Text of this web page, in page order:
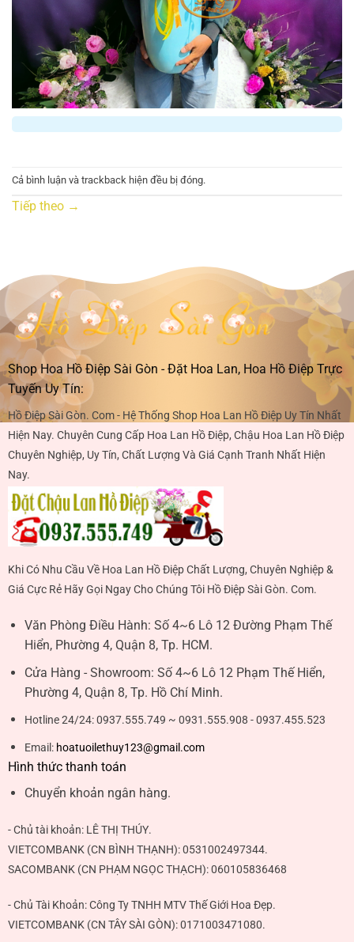
Cả bình luận và trackback hiện đều bị đóng.
Tiếp theo →
Shop Hoa Hồ Điệp Sài Gòn - Đặt Hoa Lan, Hoa Hồ Điệp Trực
Tuyến Uy Tín:
Hồ Điệp Sài Gòn. Com - Hệ Thống Shop Hoa Lan Hồ Điệp Uy Tín Nhất
Hiện Nay. Chuyên Cung Cấp Hoa Lan Hồ Điệp, Chậu Hoa Lan Hồ Điệp
Chuyên Nghiệp, Uy Tín, Chất Lượng Và Giá Cạnh Tranh Nhất Hiện
Nay.
Khi Có Nhu Cầu Về Hoa Lan Hồ Điệp Chất Lượng, Chuyên Nghiệp &
Giá Cực Rẻ Hãy Gọi Ngay Cho Chúng Tôi Hồ Điệp Sài Gòn. Com.
Văn Phòng Điều Hành: Số 4~6 Lô 12 Đường Phạm Thế
Hiển, Phường 4, Quận 8, Tp. HCM.
Cửa Hàng - Showroom: Số 4~6 Lô 12 Phạm Thế Hiển,
Phường 4, Quận 8, Tp. Hồ Chí Minh.
Hotline 24/24:0937.555.749 ~ 0931.555.908 - 0937.455.523
Email: hoatuoilethuy123@gmail.com
Hình thức thanh toán
Chuyển khoản ngân hàng.
- Chủ tài khoản: LÊ THỊ THÚY.
VIETCOMBANK (CN BÌNH THẠNH):0531002497344.
SACOMBANK (CN PHẠM NGỌC THẠCH):060105836468
- Chủ Tài Khoản: Công Ty TNHH MTV Thế Giới Hoa Đẹp.
VIETCOMBANK (CN TÂY SÀI GÒN):0171003471080.